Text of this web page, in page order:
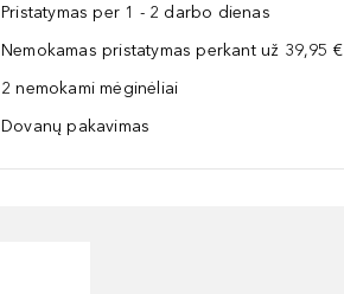
Pristatymas per 1 - 2 darbo dienas
Nemokamas pristatymas perkant už 39,95 €
2 nemokami mėginėliai
Dovanų pakavimas